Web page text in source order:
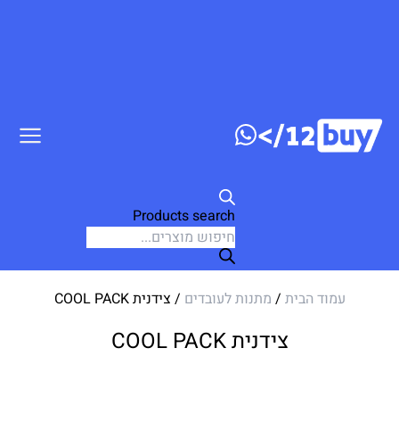
Products search
עמוד הבית/מתנות לעובדים/ צידנית COOL PACK
צידנית COOL PACK